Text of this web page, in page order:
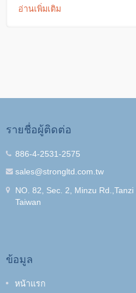
อ่านเพิ่มเติม
รายชื่อผู้ติดต่อ
886-4-2531-2575
sales@strongltd.com.tw
NO. 82, Sec. 2, Minzu
Taiwan
ข้อมูล
หน้าแรก